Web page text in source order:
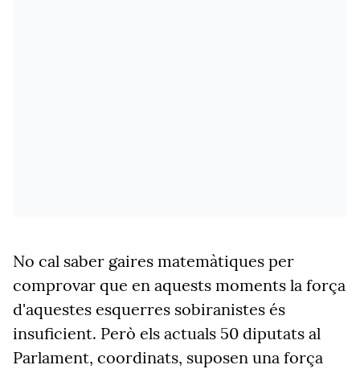
No cal saber gaires matemàtiques per
comprovar que en aquests moments la força
d'aquestes esquerres sobiranistes és
insuficient. Però els actuals 50 diputats al
Parlament, coordinats, suposen una força